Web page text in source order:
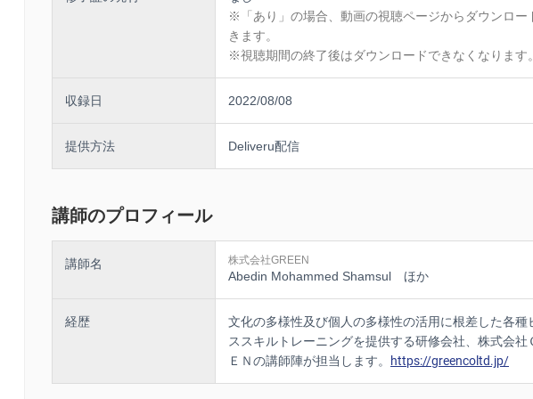
※「あり」の場合、動画の視聴ページからダウンロー
きます。
※視聴期間の終了後はダウンロードできなくなります。
収録日 2022/08/08
提供方法 Deliveru配信
講師のプロフィール
講師名 株式会社GREEN
Abedin Mohammed Shamsul ほか
経歴
文化の多様性及び個人の多様性の活用に根差した各種
ススキルトレーニングを提供する研修会社、株式会社
ＥＮの講師陣が担当します。 https://greencoltd.jp/